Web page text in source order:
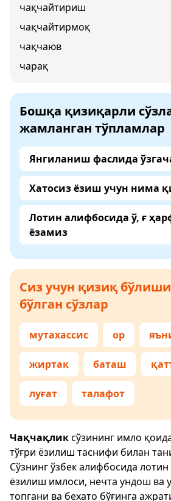
чақчайтириш
чақчайтирмоқ
чақчаюв
чарақ
Бошқа қизиқарли
жамланган тўпламлар
Янгиланиш фаслида
Хатосиз ёзиш учун нима
Лотин алифбосида ў, ғ
ёзамиз
Сиз учун қизиқ
бўлган сўзлар
мутахассис ор
жиртак баташ
луғат талафот
Чақчақликсўзининг имло
тўғри ёзилиш таснифи билан
Сўзнинг ўзбек алифбосида
ёзилиш имлоси, нечта ундош ва
топгани ва бехато бўғинга